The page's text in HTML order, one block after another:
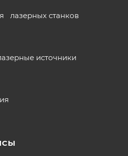
лазерных станков
источники